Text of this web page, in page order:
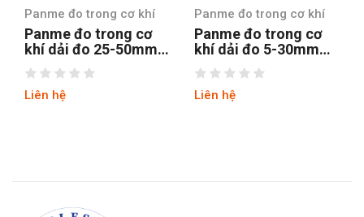
Panme đo trong cơ khí
Panme đo trong cơ
khí dải đo 5-30mm
Mitutoyo 145-185
Liên hệ
Panme đo trong cơ khí
Panme đo trong cơ
khí dải đo 50-
1.500mm Mitutoyo
137-205
Liên hệ